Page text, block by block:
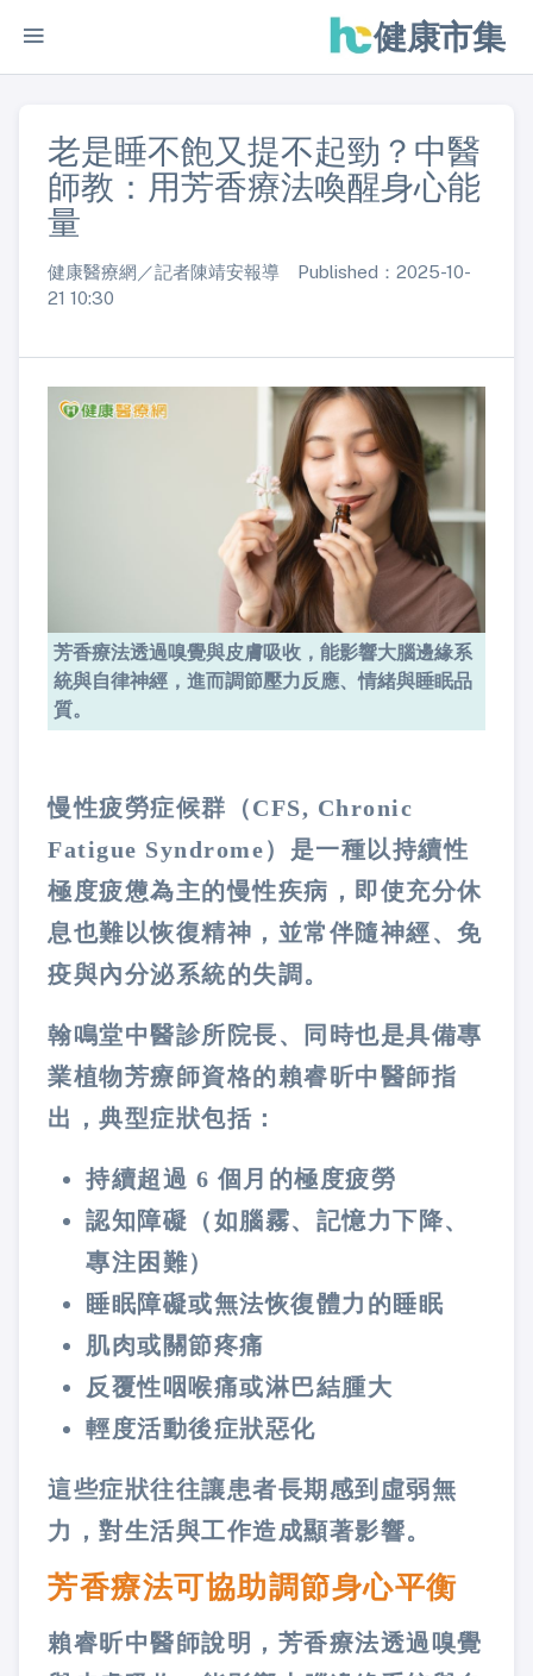
健康市集
老是睡不飽又提不起勁？中醫
師教：用芳香療法喚醒身心能
量
健康醫療網／記者陳靖安報導 Published：2025-10-
21 10:30
芳香療法透過嗅覺與皮膚吸收，能影響大腦邊緣系
統與自律神經，進而調節壓力反應、情緒與睡眠品
質。
慢性疲勞症候群（CFS, Chronic
Fatigue Syndrome）是一種以持續性
極度疲憊為主的慢性疾病，即使充分休
息也難以恢復精神，並常伴隨神經、免
疫與內分泌系統的失調。
翰鳴堂中醫診所院長、同時也是具備專
業植物芳療師資格的賴睿昕中醫師指
出，典型症狀包括：
持續超過 6 個月的極度疲勞
認知障礙（如腦霧、記憶力下降、
專注困難）
睡眠障礙或無法恢復體力的睡眠
肌肉或關節疼痛
反覆性咽喉痛或淋巴結腫大
輕度活動後症狀惡化
這些症狀往往讓患者長期感到虛弱無
力，對生活與工作造成顯著影響。
芳香療法可協助調節身心平衡
賴睿昕中醫師說明，芳香療法透過嗅覺